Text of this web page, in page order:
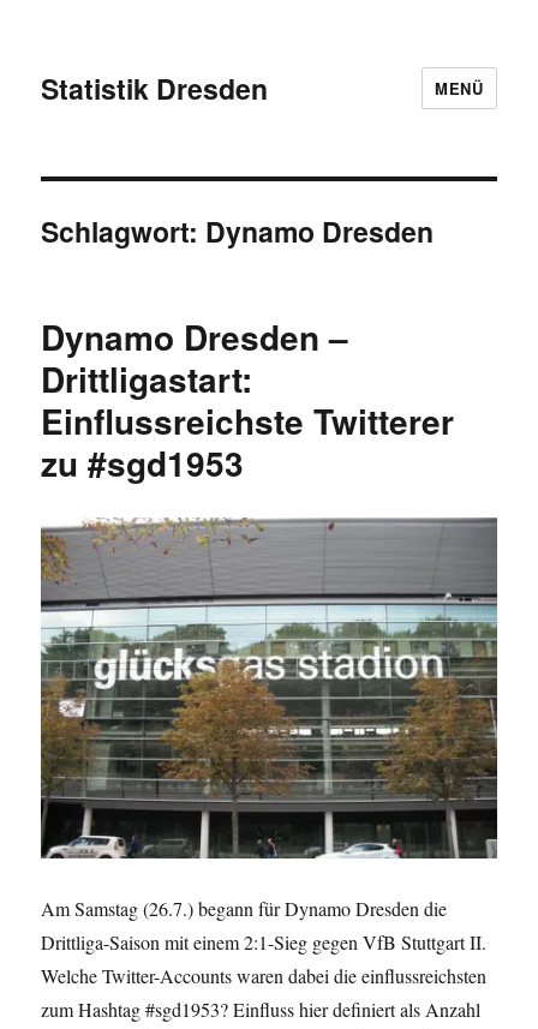
Statistik Dresden MENÜ
Schlagwort: Dynamo Dresden
Dynamo Dresden –
Drittligastart:
Einflussreichste Twitterer
zu #sgd1953
Am Samstag (26.7.) begann für Dynamo Dresden die
Drittliga-Saison mit einem 2:1-Sieg gegen VfB Stuttgart II.
Welche Twitter-Accounts waren dabei die einflussreichsten
zum Hashtag #sgd1953? Einfluss hier definiert als Anzahl